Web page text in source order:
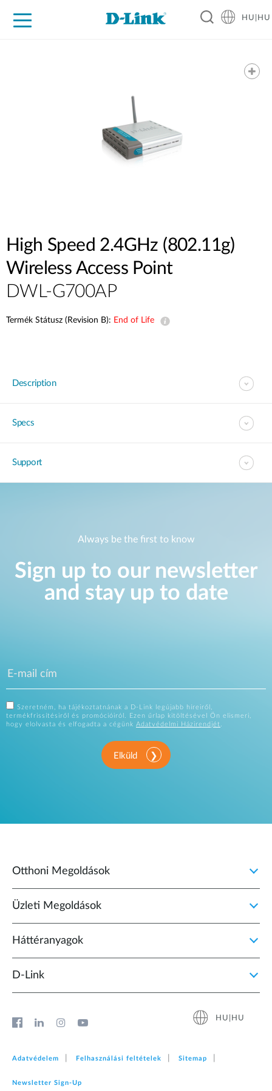
HU|HU
High Speed 2.4GHz (802.11g)
Wireless Access Point
DWL-G700AP
Termék Státusz (Revision B): End of Life
Description
Specs
Support
Always be the first to know
Sign up to our newsletter
and stay up to date
Szeretném, ha tájékoztatnának a D-Link legújabb híreiről,
termékfrissítésiről és promócióiról. Ezen űrlap kitöltésével Ön elismeri,
hogy elolvasta és elfogadta a cégünk Adatvédelmi Házirendjét.
Elküld
Otthoni Megoldások
Üzleti Megoldások
Háttéranyagok
D‑Link
HU|HU
Adatvédelem Felhasználási feltételek Sitemap
Newsletter Sign‑Up